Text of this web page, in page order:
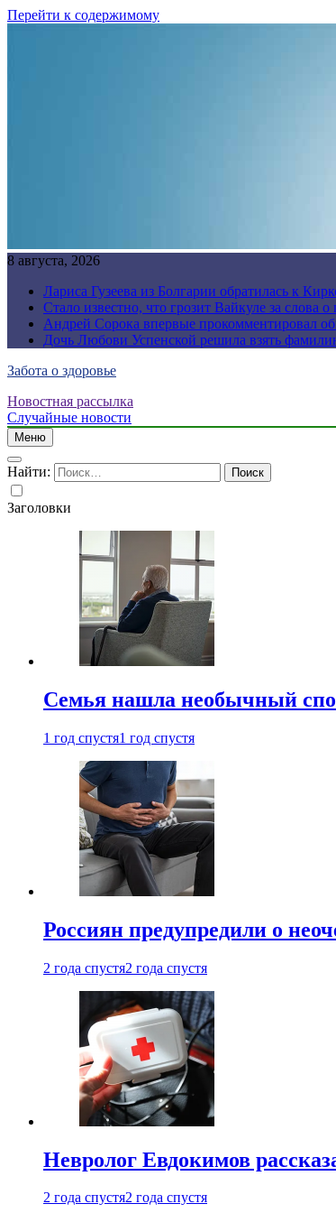
Перейти к содержимому
8 августа, 2026
Лариса Гузеева из Болгарии обратилась к
Стало известно, что грозит Вайкуле за слова
Андрей Сорока впервые прокомментировал
Дочь Любови Успенской решила взять
Забота о здоровье
Новостная рассылка
Случайные новости
Меню
Найти:
Заголовки
Семья нашла необычный
1 год спустя1 год спустя
Россиян предупредили о
2 года спустя2 года спустя
Невролог Евдокимов
2 года спустя2 года спустя